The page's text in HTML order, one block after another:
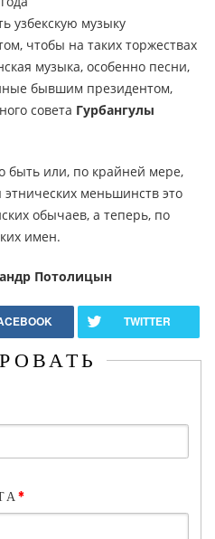
узбекскую музыку
чтобы на таких торжествах
музыка, особенно песни,
бывшим президентом,
совета Гурбангулы
быть или, по крайней мере,
этнических меньшинств это
обычаев, а теперь, по
имен.
Потолицын
TWITTER
*